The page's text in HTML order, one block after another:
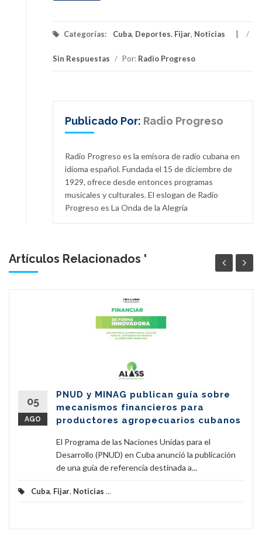
Categorías: Cuba, Deportes, Fijar, Noticias /
Sin Respuestas / Por: Radio Progreso
Publicado Por: Radio Progreso
Radio Progreso es la emisora de radio cubana en
idioma español. Fundada el 15 de diciembre de
1929, ofrece desde entonces programas
musicales y culturales. El eslogan de Radio
Progreso es La Onda de la Alegría
Artículos Relacionados '
05
AGO
PNUD y MINAG publican guía sobre
mecanismos financieros para
productores agropecuarios cubanos
El Programa de las Naciones Unidas para el
Desarrollo (PNUD) en Cuba anunció la publicación
de una guía de referencia destinada a...
Cuba, Fijar, Noticias ...